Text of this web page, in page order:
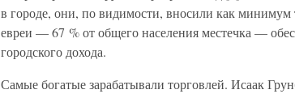
в городе, они, по видимости, вносили как
евреи — 67 % от общего населения местечка —
городского дохода.
Самые богатые зарабатывали торговлей. Исаак